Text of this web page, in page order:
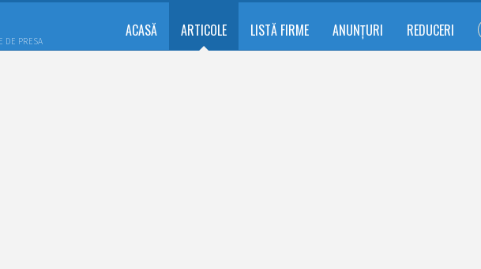
DE PRESA
ACASĂ ARTICOLE LISTĂ FIRME ANUNȚURI REDUCERI